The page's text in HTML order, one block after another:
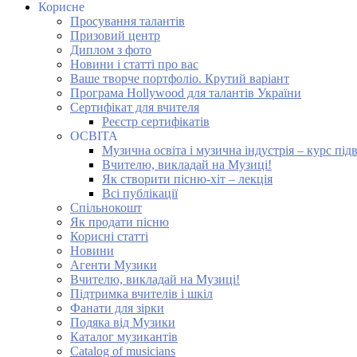
Корисне
Просування талантів
Призовий центр
Диплом з фото
Новини і статті про вас
Ваше творче портфоліо. Крутий варіант
Програма Hollywood для талантів України
Сертифікат для вчителя
Реєстр сертифікатів
ОСВІТА
Музична освіта і музична індустрія – курс
Вчителю, викладай на Музиці!
Як створити пісню-хіт – лекція
Всі публікації
Спільнокошт
Як продати пісню
Корисні статті
Новини
Агенти Музики
Вчителю, викладай на Музиці!
Підтримка вчителів і шкіл
Фанати для зірки
Подяка від Музики
Каталог музикантів
Catalog of musicians